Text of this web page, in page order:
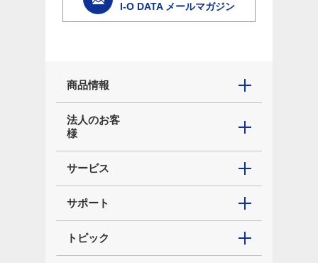
I-O DATA メールマガジン
商品情報
法人のお客
様
サービス
サポート
トピック